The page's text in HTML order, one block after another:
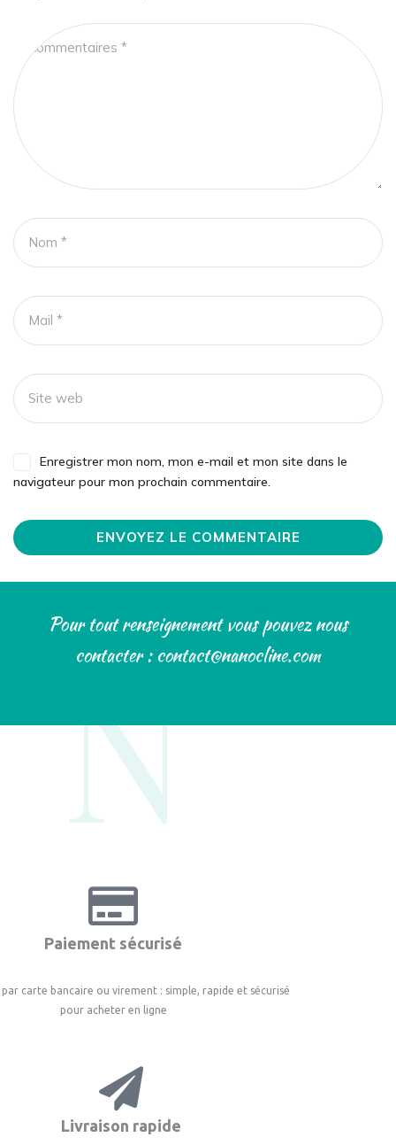
Enregistrer mon nom, mon e-mail et mon site dans le
navigateur pour mon prochain commentaire.
Pour tout renseignement vous pouvez nous
contacter : contact@nanocline.com
N°
Paiement sécurisé
carte bancaire ou virement : simple, rapide et sécurisé
pour acheter en ligne
Livraison rapide